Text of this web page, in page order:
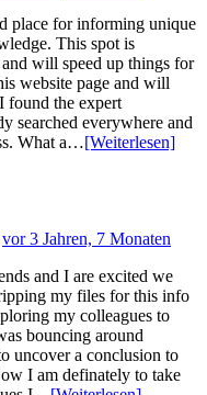
place for informing unique
This spot is
will speed up things for
website page and will
found the expert
searched everywhere and
What a…[Weiterlesen]
vor 3 Jahren, 7 Monaten
and I are excited we
my files for this info
my colleagues to
bouncing around
uncover a conclusion to
I am definately to take